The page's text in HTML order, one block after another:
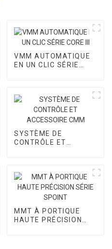
VMM AUTOMATIQUE
EN UN CLIC SÉRIE
SYSTÈME DE
CONTRÔLE ET
MMT À PORTIQUE
HAUTE PRÉCISION